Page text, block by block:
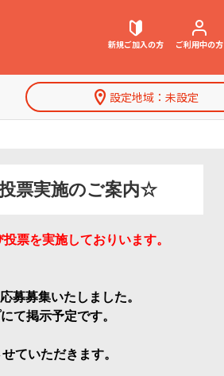
新規ご加入の方 ご利用中の方
お困りごと解決・よくあるご質問
設定地域： 未設定
特集一覧
票実施のご案内☆
票を実施しておりいます。
募募集いたしました。
て掲示予定です。
ていただきます。